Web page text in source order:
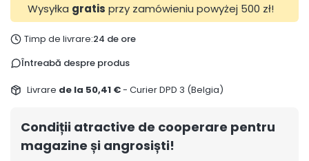
Wysyłka gratis przy zamówieniu powyżej 500 zł!
Timp de livrare:24 de ore
Întreabă despre produs
Livrare de la 50,41 €- Curier DPD 3 (Belgia)
Condiții atractive de cooperare pentru
magazine și angrosiști!